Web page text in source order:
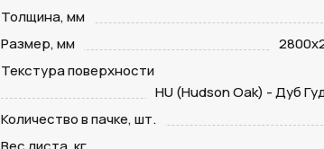
Толщина, мм
Размер, мм
Текстура поверхности
HU (Hudson Oak) - Дуб
Количество в пачке, шт.